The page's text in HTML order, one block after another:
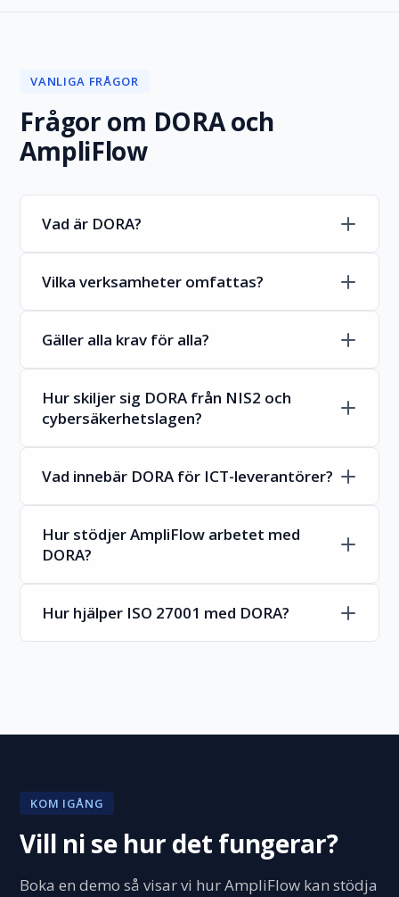
VANLIGA FRÅGOR
Frågor om DORA och
AmpliFlow
Vad är DORA?
Vilka verksamheter omfattas?
Gäller alla krav för alla?
Hur skiljer sig DORA från NIS2 och
cybersäkerhetslagen?
Vad innebär DORA för ICT-leverantörer?
Hur stödjer AmpliFlow arbetet med
DORA?
Hur hjälper ISO 27001 med DORA?
KOM IGÅNG
Vill ni se hur det fungerar?
Boka en demo så visar vi hur AmpliFlow kan stödja